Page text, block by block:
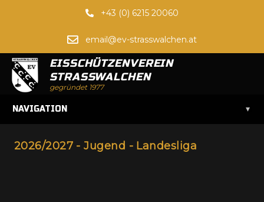
+43 (0) 6215 20060
email@ev-strasswalchen.at
EISSCHÜTZENVEREIN
STRASSWALCHEN
gegründet 1977
NAVIGATION ▾
2026/2027 - Jugend - Landesliga